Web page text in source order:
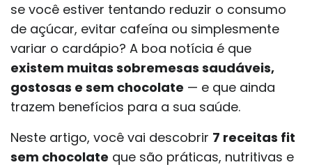
se você estiver tentando reduzir o consumo
de açúcar, evitar cafeína ou simplesmente
variar o cardápio? A boa notícia é que
existem muitas sobremesas saudáveis,
gostosas e sem chocolate — e que ainda
trazem benefícios para a sua saúde.
Neste artigo, você vai descobrir 7 receitas fit
sem chocolate que são práticas, nutritivas e